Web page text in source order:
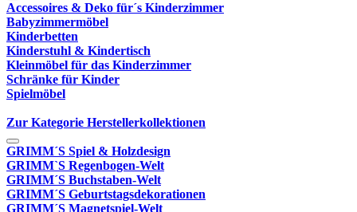
Accessoires & Deko für´s Kinderzimmer
Babyzimmermöbel
Kinderbetten
Kinderstuhl & Kindertisch
Kleinmöbel für das Kinderzimmer
Schränke für Kinder
Spielmöbel
Zur Kategorie Herstellerkollektionen
GRIMM´S Spiel & Holzdesign
GRIMM`S Regenbogen-Welt
GRIMM´S Buchstaben-Welt
GRIMM´S Geburtstagsdekorationen
GRIMM´S Magnetspiel-Welt